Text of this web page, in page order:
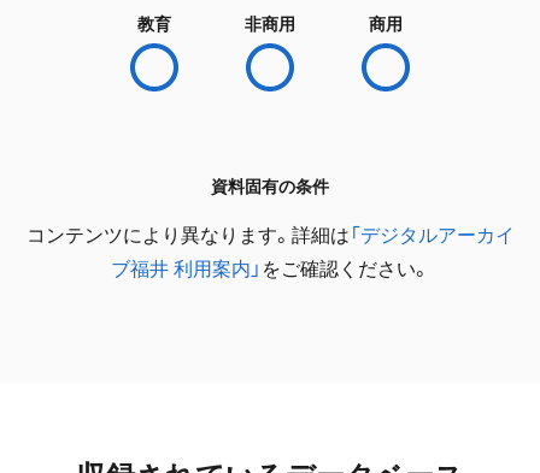
教育 非商用 商用
資料固有の条件
コンテンツにより異なります。詳細は 「デジタルアーカイ
ブ福井 利用案内」 をご確認ください。